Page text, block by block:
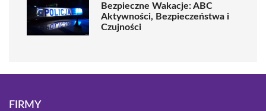
Bezpieczne Wakacje: ABC
Aktywności, Bezpieczeństwa i
Czujności
FIRMY